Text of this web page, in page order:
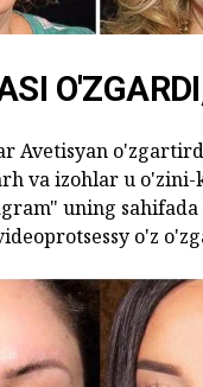
Avetisyan
va izohlar u
uning
o'z